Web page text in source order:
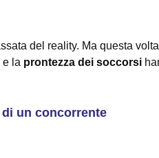
del reality. Ma questa
e la prontezza dei soccorsi
un concorrente